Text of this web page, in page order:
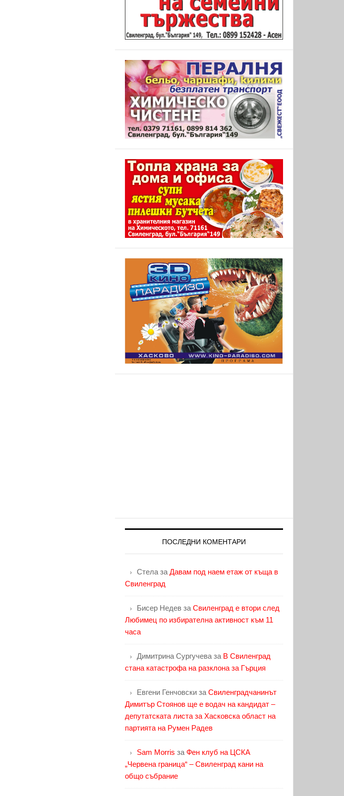
ПОСЛЕДНИ КОМЕНТАРИ
Стела за Давам под наем етаж от къща в
Свиленград
Бисер Недев за Свиленград е втори след
Любимец по избирателна активност към 11
часа
Димитрина Сургучева за В Свиленград
стана катастрофа на разклона за Гърция
Евгени Генчовски за Свиленградчанинът
Димитър Стоянов ще е водач на кандидат –
депутатската листа за Хасковска област на
партията на Румен Радев
Sam Morris за Фен клуб на ЦСКА
„Червена граница“ – Свиленград кани на
общо събрание